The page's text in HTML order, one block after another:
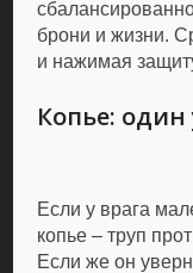
брони и жизни.
и нажимая
Копье:
Если у врага
копье – труп
Если же он